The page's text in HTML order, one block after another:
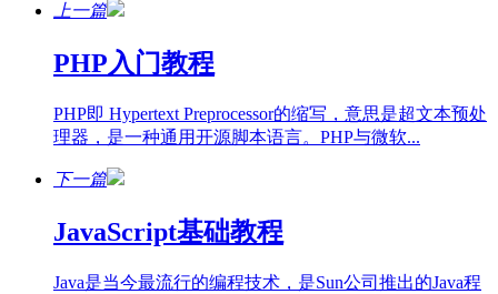
上一篇
PHP入门教程
PHP即 Hypertext Preprocessor的缩写，意思是超文本预处
理器，是一种通用开源脚本语言。PHP与微软...
下一篇
JavaScript基础教程
Java是当今最流行的编程技术，是Sun公司推出的Java程